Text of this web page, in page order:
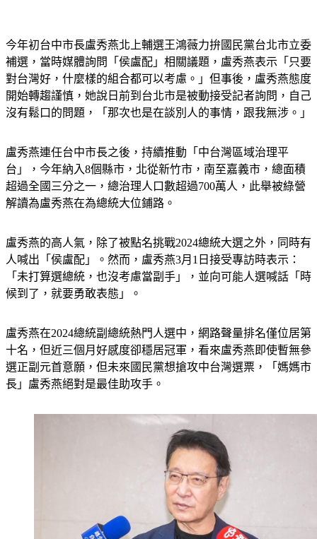
今年初台中市長盧秀燕北上輔選王鴻薇力拚國民黨台北市立委
補選，當時媒體詢問「侯盧配」相關議題，盧秀燕表示「只要
對台灣好，什麼樣的組合都可以考慮。」但事後，盧秀燕態度
開始轉趨謹慎，她說日前到台北市是被動接受記者詢問，自己
沒有鬆口的問題，「那次也是在談別人的事情，跟我無涉。」
盧秀燕連任台中市長之後，持續推動「中台灣區域治理平
台」，今年納入8個縣市，北從新竹市，南至嘉義市，總面積
超過全國三分之一，總治理人口數超過700萬人，此舉被綠營
解讀為盧秀燕在為總統大位鋪路。
盧秀燕的高人氣，除了被點名挑戰2024總統大選之外，同時有
人喊出「侯盧配」。然而，盧秀燕3月1日接受專訪時表示：
「未打算選總統，也沒考慮當副手」，並向可能人選喊話「時
候到了，就要勇敢表態」。
盧秀燕在2024總統副總統熱門人選中，網路聲量排名僅位居第
十名，但近三個月好感度卻穩居冠軍，看來盧秀燕即使暫無參
選正副元首意願，但未來國民黨想搶攻中台灣選票，「媽媽市
長」盧秀燕絕對是最佳助攻手。